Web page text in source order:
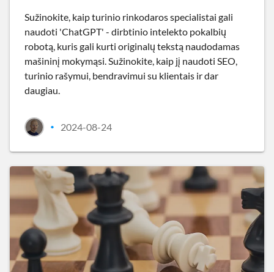
Sužinokite, kaip turinio rinkodaros specialistai gali
naudoti 'ChatGPT' - dirbtinio intelekto pokalbių
robotą, kuris gali kurti originalų tekstą naudodamas
mašininį mokymąsi. Sužinokite, kaip jį naudoti SEO,
turinio rašymui, bendravimui su klientais ir dar
daugiau.
• 2024-08-24